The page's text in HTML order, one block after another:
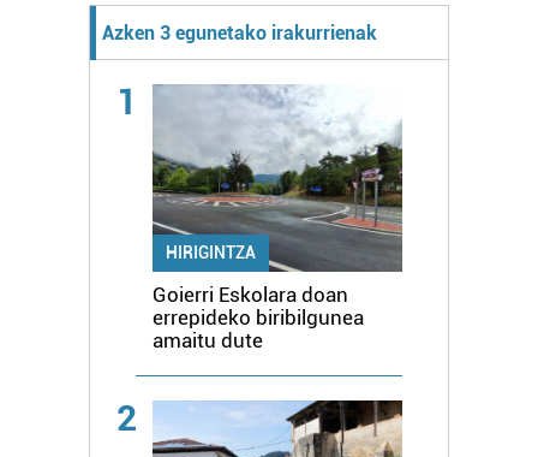
Azken 3 egunetako irakurrienak
1
HIRIGINTZA
Goierri Eskolara doan
errepideko biribilgunea
amaitu dute
2